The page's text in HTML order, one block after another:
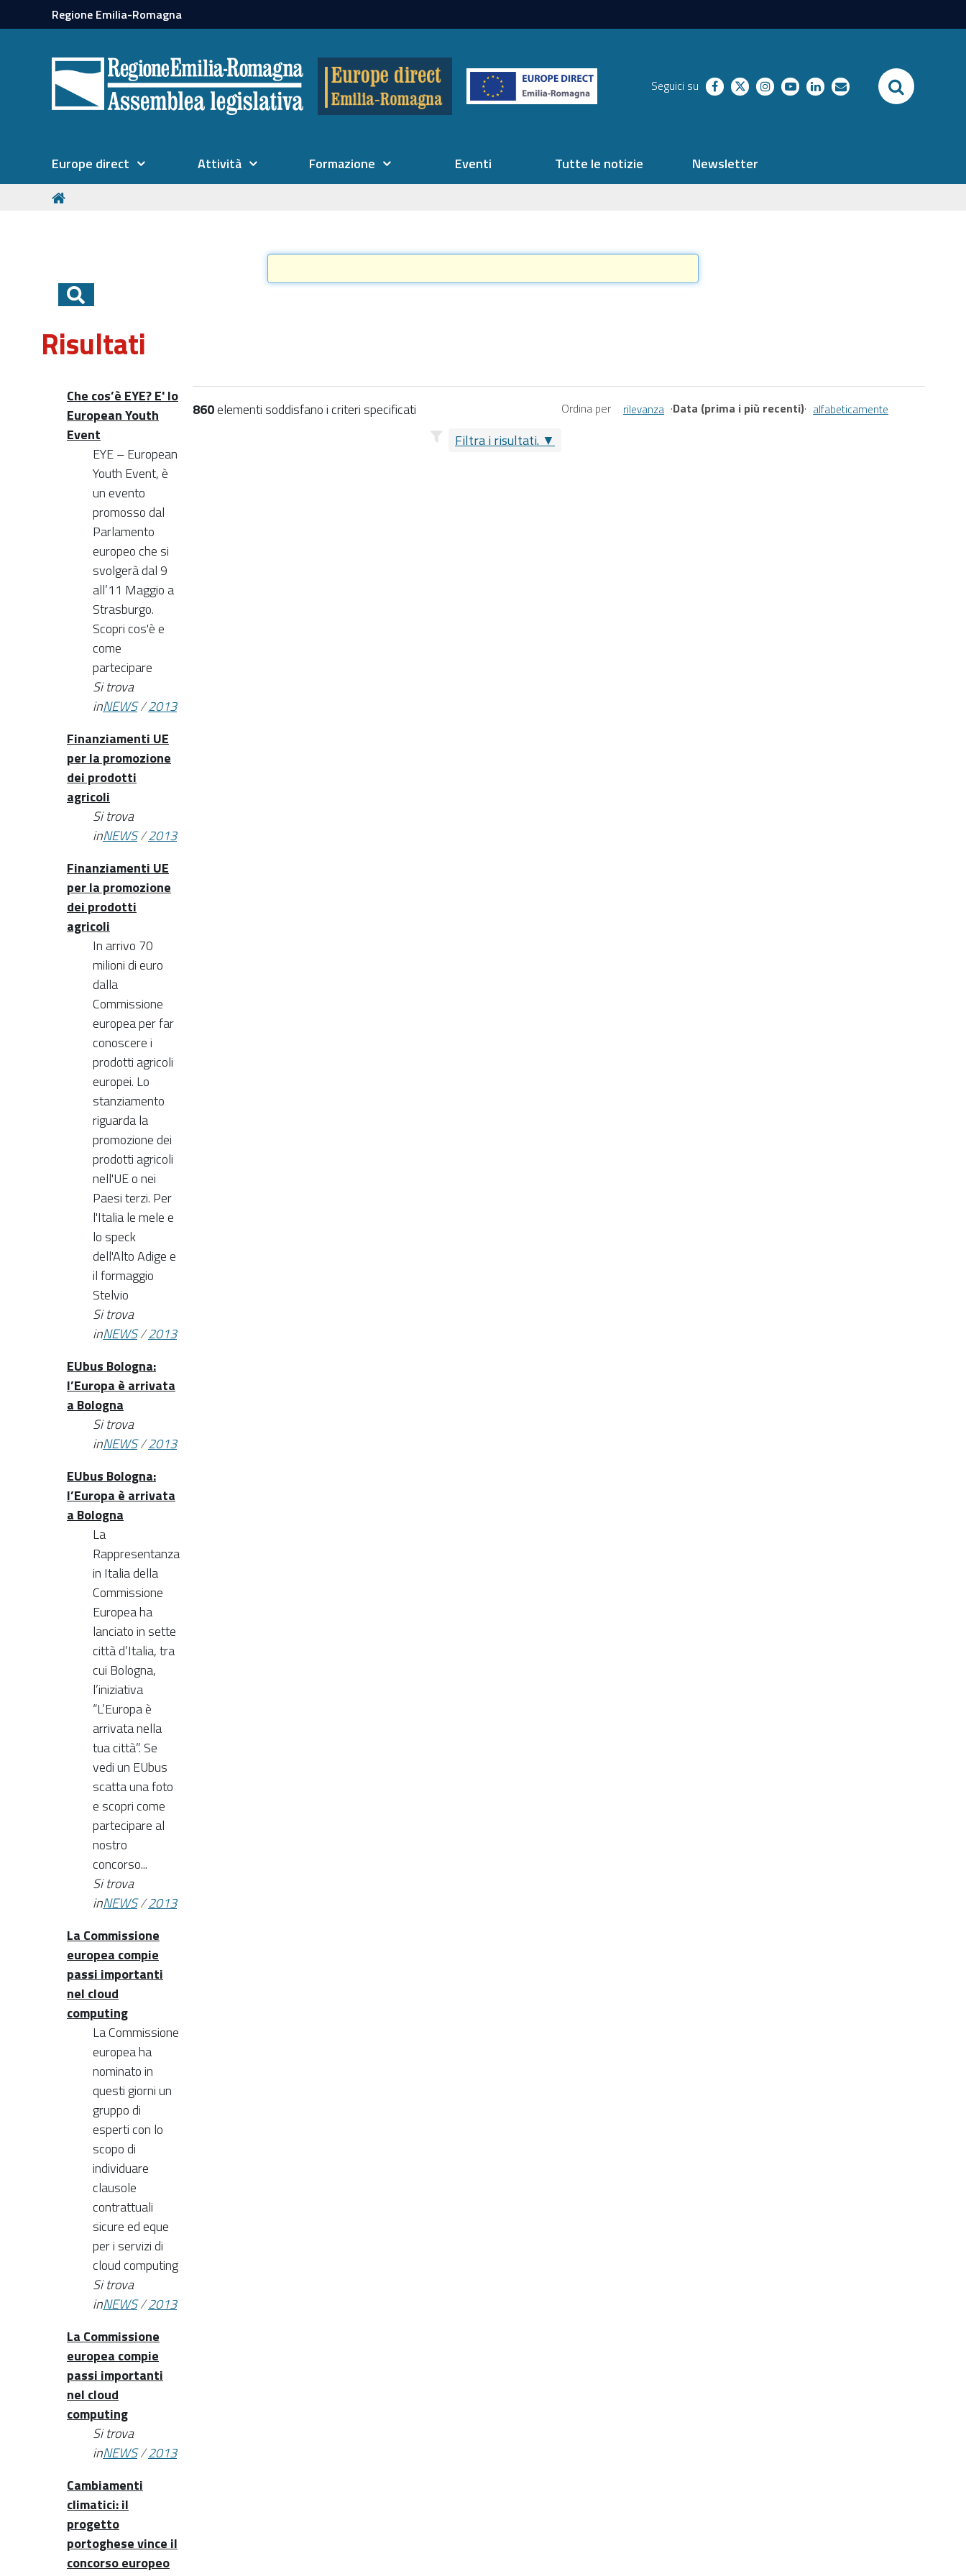
Regione Emilia-Romagna
Seguici su facebooktwitterinstagram
youtubelinkedinrichieste SEARCH
Europe direct Attività Formazione Eventi Tutte le notizie Newsletter
Risultati
860elementi soddisfano i criteri specificati
Filtra i risultati.
Ordina per rilevanza ·Data (prima i più recenti)· alfabeticamente
Che cos’è EYE? E' lo
European Youth
Event
EYE – European
Youth Event, è
un evento
promosso dal
Parlamento
europeo che si
svolgerà dal 9
all’11 Maggio a
Strasburgo.
Scopri cos'è e
come
partecipare
Si trova
inNEWS/2013
Finanziamenti UE
per la promozione
dei prodotti
agricoli
Si trova
inNEWS/2013
Finanziamenti UE
per la promozione
dei prodotti
agricoli
In arrivo 70
milioni di euro
dalla
Commissione
europea per far
conoscere i
prodotti agricoli
europei. Lo
stanziamento
riguarda la
promozione dei
prodotti agricoli
nell'UE o nei
Paesi terzi. Per
l'Italia le mele e
lo speck
dell'Alto Adige e
il formaggio
Stelvio
Si trova
inNEWS/2013
EUbus Bologna:
l’Europa è arrivata
a Bologna
Si trova
inNEWS/2013
EUbus Bologna:
l’Europa è arrivata
a Bologna
La
Rappresentanza
in Italia della
Commissione
Europea ha
lanciato in sette
città d’Italia, tra
cui Bologna,
l’iniziativa
“L’Europa è
arrivata nella
tua città”. Se
vedi un EUbus
scatta una foto
e scopri come
partecipare al
nostro
concorso...
Si trova
inNEWS/2013
La Commissione
europea compie
passi importanti
nel cloud
computing
La Commissione
europea ha
nominato in
questi giorni un
gruppo di
esperti con lo
scopo di
individuare
clausole
contrattuali
sicure ed eque
per i servizi di
cloud computing
Si trova
inNEWS/2013
La Commissione
europea compie
passi importanti
nel cloud
computing
Si trova
inNEWS/2013
Cambiamenti
climatici: il
progetto
portoghese vince il
concorso europeo